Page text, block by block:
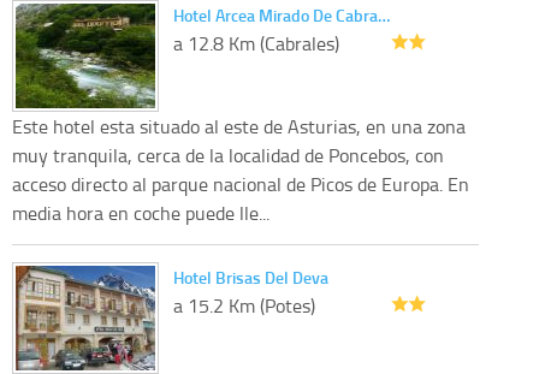
Hotel Arcea Mirado De Cabra…
a 12.8 Km (Cabrales)
Este hotel esta situado al este de Asturias, en una zona
muy tranquila, cerca de la localidad de Poncebos, con
acceso directo al parque nacional de Picos de Europa. En
media hora en coche puede lle...
Hotel Brisas Del Deva
a 15.2 Km (Potes)